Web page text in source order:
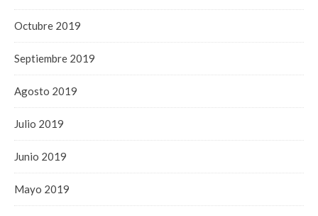
Octubre 2019
Septiembre 2019
Agosto 2019
Julio 2019
Junio 2019
Mayo 2019